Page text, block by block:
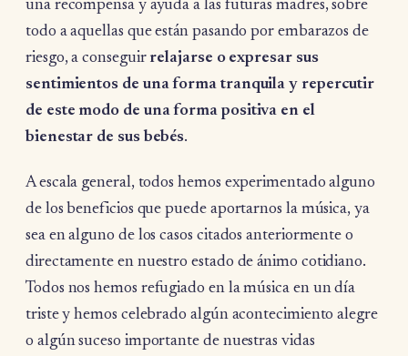
una recompensa y ayuda a las futuras madres, sobre
todo a aquellas que están pasando por embarazos de
riesgo, a conseguir relajarse o expresar sus
sentimientos de una forma tranquila y repercutir
de este modo de una forma positiva en el
bienestar de sus bebés.
A escala general, todos hemos experimentado alguno
de los beneficios que puede aportarnos la música, ya
sea en alguno de los casos citados anteriormente o
directamente en nuestro estado de ánimo cotidiano.
Todos nos hemos refugiado en la música en un día
triste y hemos celebrado algún acontecimiento alegre
o algún suceso importante de nuestras vidas